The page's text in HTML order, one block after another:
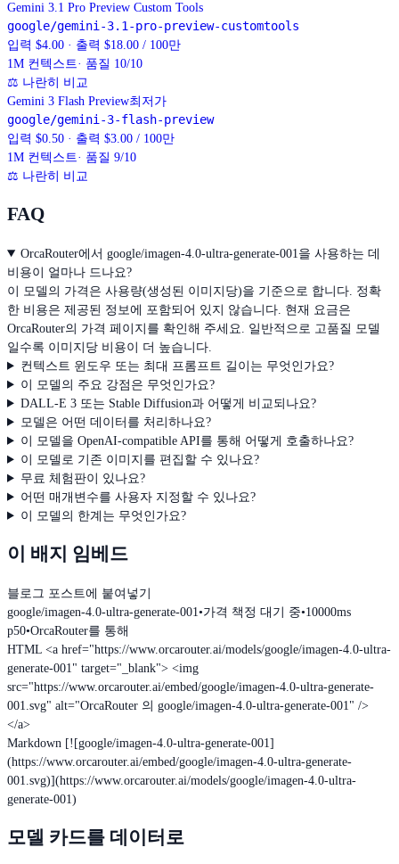
Gemini 3.1 Pro Preview Custom Tools
google/gemini-3.1-pro-preview-customtools
입력 $4.00 · 출력 $18.00 / 100만
1M 컨텍스트· 품질 10/10
⚖ 나란히 비교
Gemini 3 Flash Preview최저가
google/gemini-3-flash-preview
입력 $0.50 · 출력 $3.00 / 100만
1M 컨텍스트· 품질 9/10
⚖ 나란히 비교
FAQ
OrcaRouter에서 google/imagen-4.0-ultra-generate-001을 사용하는 데
비용이 얼마나 드나요?
이 모델의 가격은 사용량(생성된 이미지당)을 기준으로 합니다. 정확
한 비용은 제공된 정보에 포함되어 있지 않습니다. 현재 요금은
OrcaRouter의 가격 페이지를 확인해 주세요. 일반적으로 고품질 모델
일수록 이미지당 비용이 더 높습니다.
컨텍스트 윈도우 또는 최대 프롬프트 길이는 무엇인가요?
이 모델의 주요 강점은 무엇인가요?
DALL-E 3 또는 Stable Diffusion과 어떻게 비교되나요?
모델은 어떤 데이터를 처리하나요?
이 모델을 OpenAI-compatible API를 통해 어떻게 호출하나요?
이 모델로 기존 이미지를 편집할 수 있나요?
무료 체험판이 있나요?
어떤 매개변수를 사용자 지정할 수 있나요?
이 모델의 한계는 무엇인가요?
이 배지 임베드
블로그 포스트에 붙여넣기
google/imagen-4.0-ultra-generate-001•가격 책정 대기 중•10000ms
p50•OrcaRouter를 통해
HTML <a href="https://www.orcarouter.ai/models/google/imagen-4.0-ultra-
generate-001" target="_blank"> <img
src="https://www.orcarouter.ai/embed/google/imagen-4.0-ultra-generate-
001.svg" alt="OrcaRouter 의 google/imagen-4.0-ultra-generate-001" />
</a>
Markdown [![google/imagen-4.0-ultra-generate-001]
(https://www.orcarouter.ai/embed/google/imagen-4.0-ultra-generate-
001.svg)](https://www.orcarouter.ai/models/google/imagen-4.0-ultra-
generate-001)
모델 카드를 데이터로